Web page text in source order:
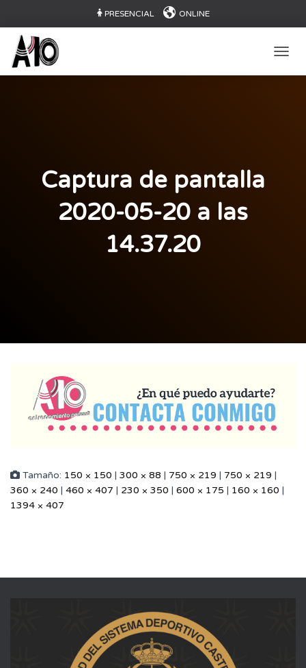
PRESENCIAL ONLINE
Captura de pantalla
2020-05-20 a las
14.37.20
Tamaño: 150 × 150 | 300 × 88 | 750 × 219 | 750 × 219 |
360 × 240 | 460 × 407 | 230 × 350 | 600 × 175 | 160 × 160 |
1394 × 407